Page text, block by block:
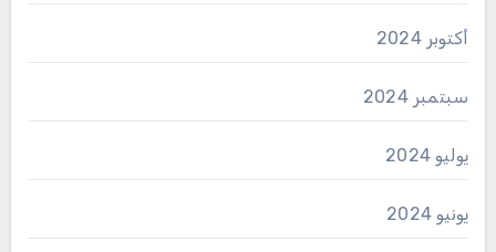
أكتوبر 2024
سبتمبر 2024
يوليو 2024
يونيو 2024